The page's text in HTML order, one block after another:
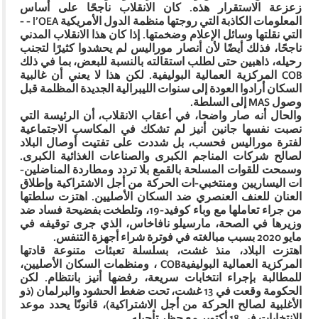
زعزعة الاستقرار هذه. كان الانقلاب ناجحًا على أساس
المعلومات الكاذبة التي روجتها منظمة الدول الأمريكية l’OEA - -
التي نقلتها وسائل الإعلام وضخمتها. إذا كان هذا الانقلاب المدني
ناجحًا، فذلك أيضًا لأن أنصار موراليس لم يحشدوا كثيرًا لتجنب
رحيله، ذاهبين حتى لطلب استقالته بالنسبة للبعض، بما في ذلك
COB المركزية العمالية البوليفية. لكن هذا لا يعني أن غالبية
السكان أرادوا العودة إلى سنوات الليبرالية الجديدة المظلمة قبل
وصول MAS إلى السلطة.
والحال أنه صار واضحا، في أعقاب الانقلاب، أن الرئيسة التي
نصبت نفسها جانين أنيز لم تشكك في المكاسب الاجتماعية
لفترة موراليس فحسب، بل شددت على تفتيت أوصال البلاد
لصالح شركات المناجم الكبرى والصناعات الغذائية الكبرى.
وسمحت للقوات المسلحة بالقمع بلا تردد ومطاردة المناضلين-
ات اليساريين ومنتخبي-ات الحركة من أجل الاشتراكية وإطلاق
العنان للعنف العنصري ضد السكان الأصليين. اهتزت سلطتها
من جراء تعاملها مع وباء كوفيد-19، وتلطخت بفضيحة فساد ضد
وزيرها في الصحة، مارسيلو نافاخاس، الذي جرى توقيفه في
مايو 2020 بسبب مبالغته في فوترة شراء أجهزة التنفس.
اهتزت البلاد، منذ غشت، بسلسلة تعبئات متنوعة قادتها
المركزية العمالية البوليفيةCOB ، ومنظمات السكان الأصليين،
للمطالبة بإجراء انتخابات سريعة، رفضها أنيز بانتظام. لكن
الحكومة وقعت في 13 غشت، تحت ضغط الحشود والبرلمان (ذو
الأغلبية لصالح الحركة من أجل الاشتراكية)، قانونًا يحدد موعد